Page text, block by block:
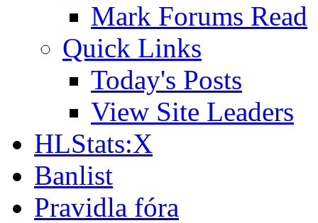
Mark Forums Read
Quick Links
Today's Posts
View Site Leaders
HLStats:X
Banlist
Pravidla fóra